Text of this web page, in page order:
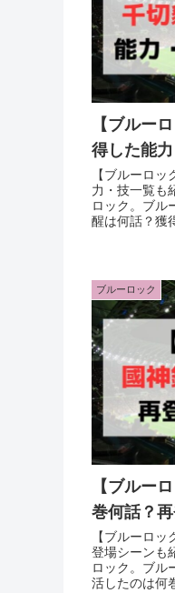
【ブルー
得した能
【ブルーロ
力・技一覧も
ロック。ブル
醒は何話？獲
ブルーロック
【ブルー
巻何話？
【ブルーロ
登場シーンも
ロック。ブル
活したのは何